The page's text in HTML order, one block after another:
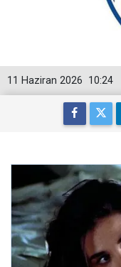
10:24
11 Haziran 2026